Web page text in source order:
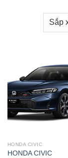
HONDA CIVIC
HONDA CIVIC